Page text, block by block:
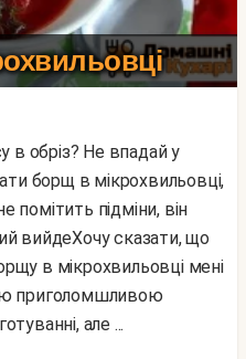
борщ в мікрохвильовці,
помітить підміни, він
вийдеХочу сказати, що
в мікрохвильовці мені
приголомшливою
але ...